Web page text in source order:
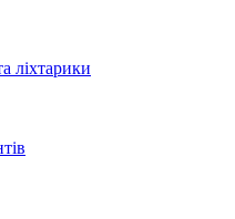
ліхтарики